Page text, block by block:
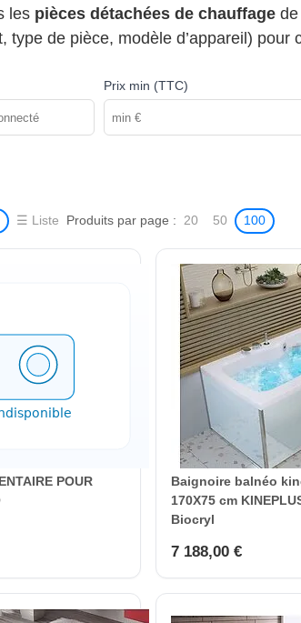
les pièces détachées de chauffage
type de pièce, modèle d’appareil) pour
Prix min (TTC)
☰ Liste Produits par page : 20 50 100
POUR
Baignoire balnéo
170X75 cm
Biocryl
7 188,00 €